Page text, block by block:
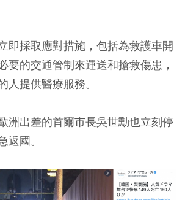
即採取應對措施，包括為救護車開
要的交通管制來運送和搶救傷患，
人提供醫療服務。
洲出差的首爾市長吳世勳也立刻停
返國。